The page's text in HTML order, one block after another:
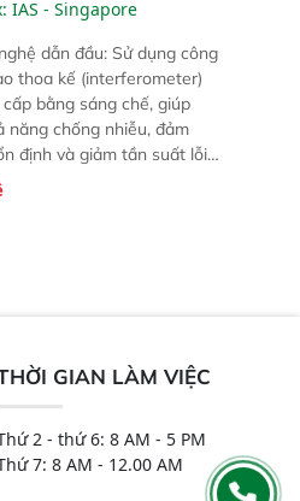
IAS - Singapore
dẫn đầu: Sử dụng công
thoa kế (interferometer)
bằng sáng chế, giúp
năng chống nhiễu, đảm
định và giảm tần suất lỗi.
ứng dụng rộng: Đáp ứng
kiểm tra đa dạng mẫu mã
GIAN LÀM VIỆC
2 - thứ 6: 8 AM - 5 PM
7: 8 AM - 12.00 AM